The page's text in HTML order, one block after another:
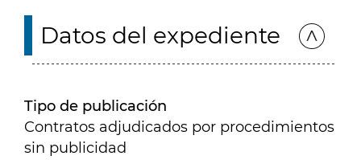
Datos del expediente
Tipo de publicación
Contratos adjudicados por procedimientos
sin publicidad